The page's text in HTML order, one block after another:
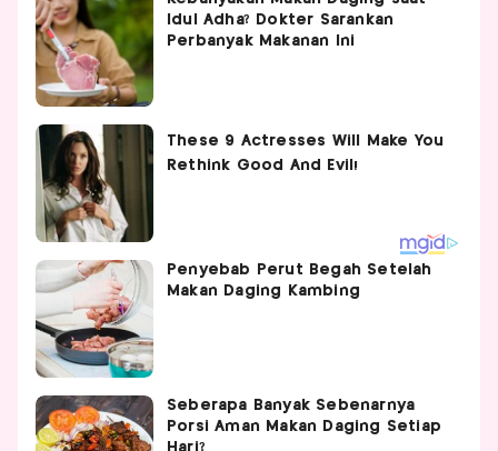
Idul Adha? Dokter Sarankan
Perbanyak Makanan Ini
Penyebab Perut Begah Setelah
Makan Daging Kambing
Seberapa Banyak Sebenarnya
Porsi Aman Makan Daging Setiap